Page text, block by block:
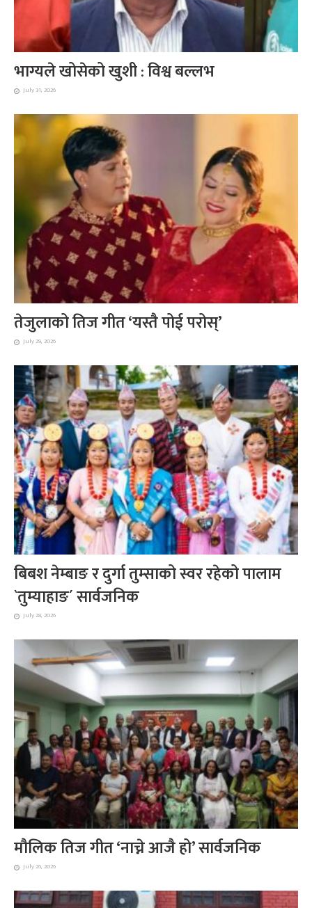
भाग्यले खोसेको खुशी : विश्व बल्लभ
July 31, 2026
तेजुलाको तिज गीत ‘यस्तै पोई परोस्’
July 29, 2026
बिबश नेम्बाङ र दुर्गा तुम्साको स्वर रहेको पालाम
`तुम्याहाङ´ सार्वजनिक
July 28, 2026
मौलिक तिज गीत ‘नाच्ने आजै हो’ सार्वजनिक
July 26, 2026